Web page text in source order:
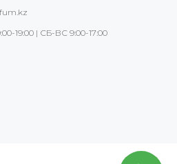
19:00 | СБ-ВС 9:00-17:00